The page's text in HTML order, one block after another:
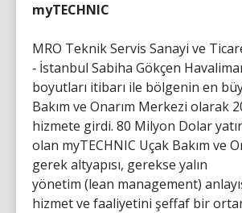
myTECHNIC
MRO Teknik Servis Sanayi ve
‐ İstanbul Sabiha Gökçen
boyutları itibarı ile bölgenin en
Bakım ve Onarım Merkezi olarak
hizmete girdi. 80 Milyon Dolar
olan myTECHNIC Uçak Bakım ve
gerek altyapısı, gerekse yalın
yönetim (lean management)
hizmet ve faaliyetini şeffaf bir